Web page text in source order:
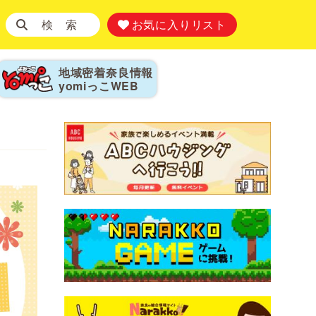
検 索 お気に入りリスト
地域密着奈良情報
yomiっこ WEB